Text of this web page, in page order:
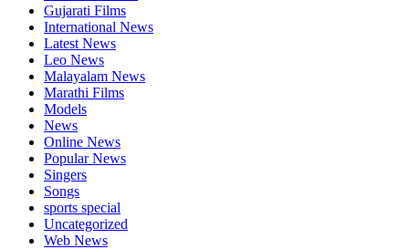
Gujarati Films
International News
Latest News
Leo News
Malayalam News
Marathi Films
Models
News
Online News
Popular News
Singers
Songs
sports special
Uncategorized
Web News